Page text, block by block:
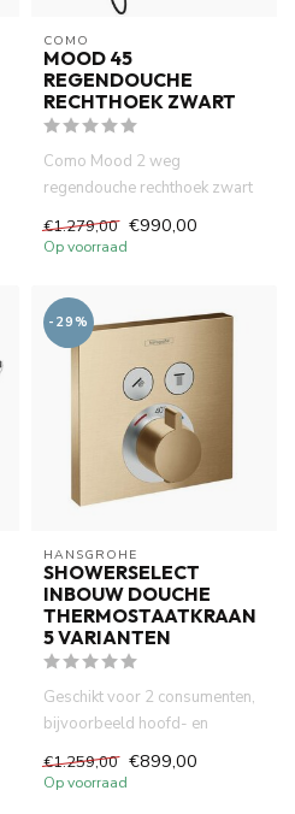
COMO
MOOD 45
REGENDOUCHE
RECHTHOEK ZWART
Como Mood 2 weg
regendouche rechthoek zwart
hoofddouche ingebouw...
€1.279,00 €990,00
Op voorraad
-29%
HANSGROHE
SHOWERSELECT
INBOUW DOUCHE
THERMOSTAATKRAAN
5 VARIANTEN
Geschikt voor 2 consumenten,
bijvoorbeeld hoofd- en
€1.259,00 €899,00
Op voorraad